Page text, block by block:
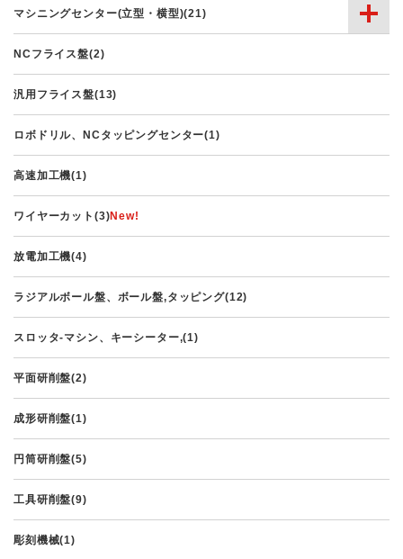
マシニングセンター(立型・横型)(21)
NCフライス盤(2)
汎用フライス盤(13)
ロボドリル、NCタッピングセンター(1)
高速加工機(1)
ワイヤーカット(3)
放電加工機(4)
ラジアルボール盤、ボール盤,タッピング(12)
スロッタ-マシン、キーシーター,(1)
平面研削盤(2)
成形研削盤(1)
円筒研削盤(5)
工具研削盤(9)
彫刻機械(1)